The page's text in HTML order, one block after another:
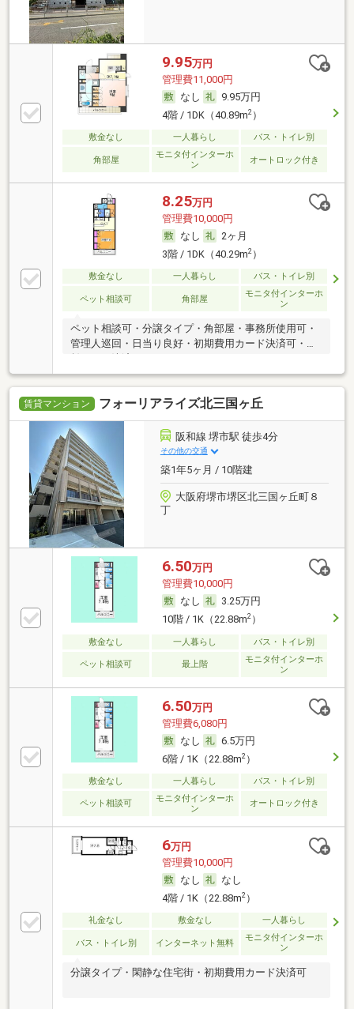
9.95万円
管理費11,000円
なし
9.95万円
4階 / 1DK（40.89m2）
敷金なし 一人暮らし バス・トイレ別
角部屋
モニタ付インターホ
ン
オートロック付き
8.25万円
管理費10,000円
なし
2ヶ月
3階 / 1DK（40.29m2）
敷金なし 一人暮らし バス・トイレ別
ペット相談可 角部屋
モニタ付インターホ
ン
ペット相談可・分譲タイプ・角部屋・事務所使用可・
管理人巡回・日当り良好・初期費用カード決済可・家
賃貸マンション フォーリアライズ北三国ヶ丘
阪和線 堺市駅 徒歩4分
その他の交通
築1年5ヶ月 / 10階建
大阪府堺市堺区北三国ヶ丘町８
丁
6.50万円
管理費10,000円
なし
3.25万円
10階 / 1K（22.88m2）
敷金なし 一人暮らし バス・トイレ別
ペット相談可 最上階
モニタ付インターホ
ン
6.50万円
管理費6,080円
なし
6.5万円
6階 / 1K（22.88m2）
敷金なし 一人暮らし バス・トイレ別
ペット相談可
モニタ付インターホ
ン
オートロック付き
6万円
管理費10,000円
なし
なし
4階 / 1K（22.88m2）
礼金なし 敷金なし 一人暮らし
バス・トイレ別 インターネット無料
モニタ付インターホ
ン
分譲タイプ・閑静な住宅街・初期費用カード決済可